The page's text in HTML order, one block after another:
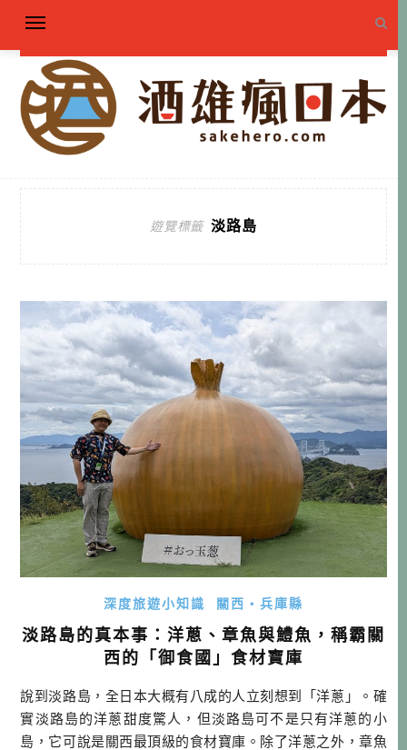
遊覽標籤 淡路島
深度旅遊小知識 關西・兵庫縣
淡路島的真本事：洋蔥、章魚與鱧魚，稱霸關
西的「御食國」食材寶庫
說到淡路島，全日本大概有八成的人立刻想到「洋蔥」。確
實淡路島的洋蔥甜度驚人，但淡路島可不是只有洋蔥的小
島，它可說是關西最頂級的食材寶庫。除了洋蔥之外，章魚